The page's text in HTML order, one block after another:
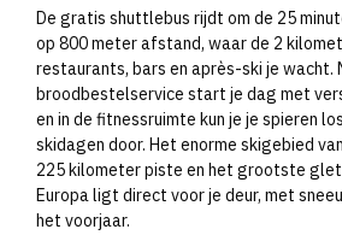
De gratis shuttlebus rijdt om de 25
op 800 meter afstand, waar de 2
restaurants, bars en après-ski je wacht.
broodbestelservice start je dag met
en in de fitnessruimte kun je je spieren
skidagen door. Het enorme skigebied
225 kilometer piste en het grootste
Europa ligt direct voor je deur, met
het voorjaar.